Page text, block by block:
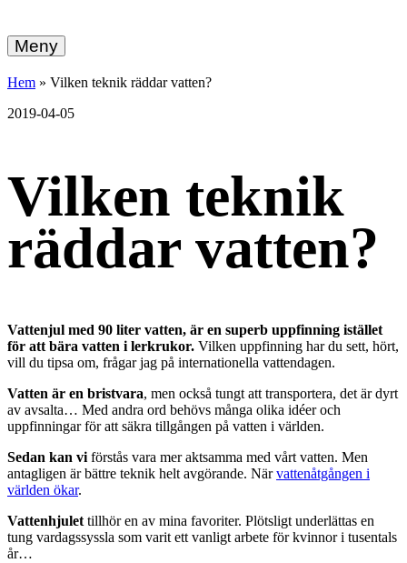
vidare
till
energi
+
Meny
Hem » Vilken teknik räddar vatten?
2019-04-05
Vilken teknik
räddar vatten?
Vattenjul med 90 liter vatten, är en superb uppfinning istället
för att bära vatten i lerkrukor. Vilken uppfinning har du sett, hört,
vill du tipsa om, frågar jag på internationella vattendagen.
Vatten är en bristvara, men också tungt att transportera, det är dyrt
av avsalta… Med andra ord behövs många olika idéer och
uppfinningar för att säkra tillgången på vatten i världen.
Sedan kan vi förstås vara mer aktsamma med vårt vatten. Men
antagligen är bättre teknik helt avgörande. Närvattenåtgången i
världen ökar.
Vattenhjulet tillhör en av mina favoriter. Plötsligt underlättas en
tung vardagssyssla som varit ett vanligt arbete för kvinnor i tusentals
år…